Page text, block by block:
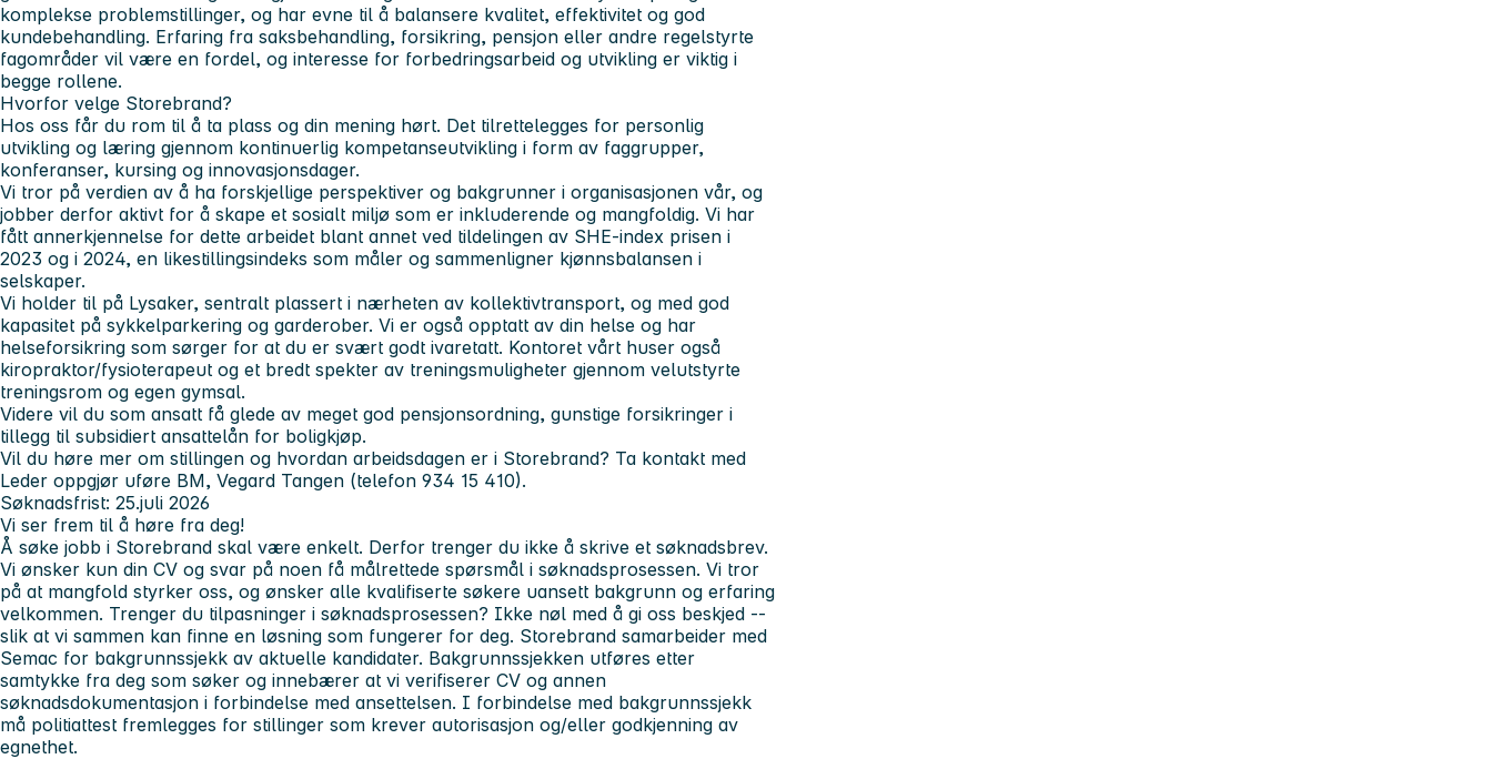
komplekse problemstillinger, og har evne til å balansere kvalitet, effektivitet og god
kundebehandling. Erfaring fra saksbehandling, forsikring, pensjon eller andre regelstyrte
fagområder vil være en fordel, og interesse for forbedringsarbeid og utvikling er viktig i
begge rollene.
Hvorfor velge Storebrand?
Hos oss får du rom til å ta plass og din mening hørt. Det tilrettelegges for personlig
utvikling og læring gjennom kontinuerlig kompetanseutvikling i form av faggrupper,
konferanser, kursing og innovasjonsdager.
Vi tror på verdien av å ha forskjellige perspektiver og bakgrunner i organisasjonen vår, og
jobber derfor aktivt for å skape et sosialt miljø som er inkluderende og mangfoldig. Vi har
fått annerkjennelse for dette arbeidet blant annet ved tildelingen av SHE-index prisen i
2023 og i 2024, en likestillingsindeks som måler og sammenligner kjønnsbalansen i
selskaper.
Vi holder til på Lysaker, sentralt plassert i nærheten av kollektivtransport, og med god
kapasitet på sykkelparkering og garderober. Vi er også opptatt av din helse og har
helseforsikring som sørger for at du er svært godt ivaretatt. Kontoret vårt huser også
kiropraktor/fysioterapeut og et bredt spekter av treningsmuligheter gjennom velutstyrte
treningsrom og egen gymsal.
Videre vil du som ansatt få glede av meget god pensjonsordning, gunstige forsikringer i
tillegg til subsidiert ansattelån for boligkjøp.
Vil du høre mer om stillingen og hvordan arbeidsdagen er i Storebrand? Ta kontakt med
Leder oppgjør uføre BM, Vegard Tangen (telefon 934 15 410).
Søknadsfrist: 25.juli 2026
Vi ser frem til å høre fra deg!
Å søke jobb i Storebrand skal være enkelt. Derfor trenger du ikke å skrive et søknadsbrev.
Vi ønsker kun din CV og svar på noen få målrettede spørsmål i søknadsprosessen. Vi tror
på at mangfold styrker oss, og ønsker alle kvalifiserte søkere uansett bakgrunn og erfaring
velkommen. Trenger du tilpasninger i søknadsprosessen? Ikke nøl med å gi oss beskjed --
slik at vi sammen kan finne en løsning som fungerer for deg. Storebrand samarbeider med
Semac for bakgrunnssjekk av aktuelle kandidater. Bakgrunnssjekken utføres etter
samtykke fra deg som søker og innebærer at vi verifiserer CV og annen
søknadsdokumentasjon i forbindelse med ansettelsen. I forbindelse med bakgrunnssjekk
må politiattest fremlegges for stillinger som krever autorisasjon og/eller godkjenning av
egnethet.